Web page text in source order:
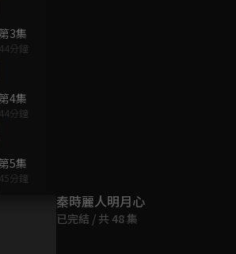
第3集
44分鐘
第4集
44分鐘
第5集
45分鐘
秦時麗人明月心
已完結 / 共 48 集